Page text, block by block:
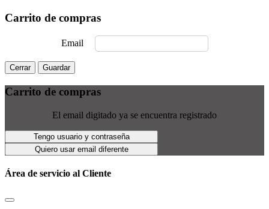
Carrito de compras
Email
Cerrar Guardar
Carrito de compras
El email digitado ya se encuentra registrado
Tengo usuario y contraseña
Quiero usar email diferente
Área de servicio al Cliente